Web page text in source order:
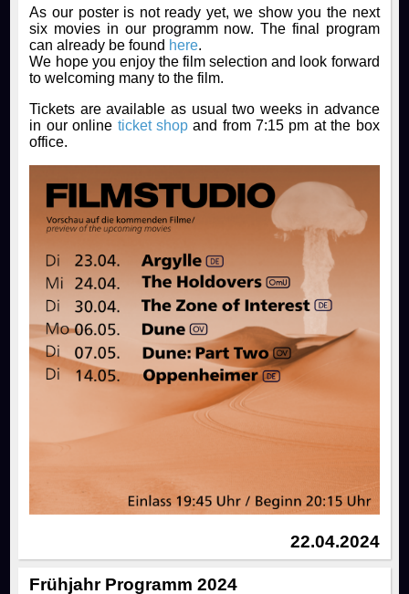
As our poster is not ready yet, we show you the next
six movies in our programm now. The final program
can already be found here.
We hope you enjoy the film selection and look forward
to welcoming many to the film.
Tickets are available as usual two weeks in advance
in our online ticket shopand from 7:15 pm at the box
office.
22.04.2024
Frühjahr Programm 2024